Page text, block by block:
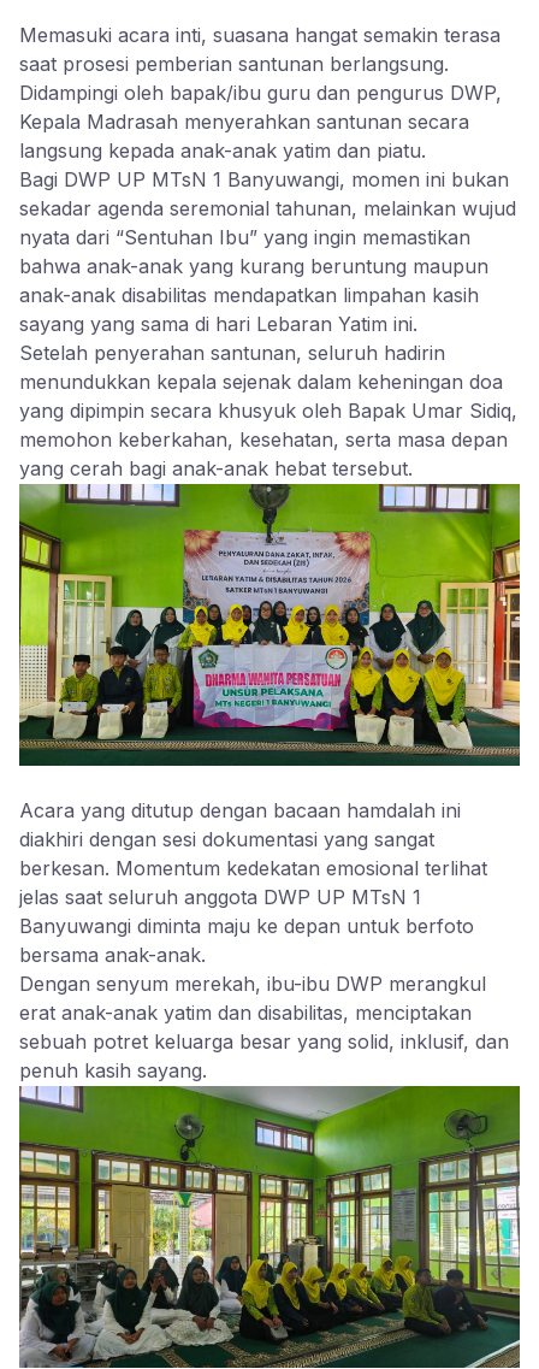
​Memasuki acara inti, suasana hangat semakin terasa
saat prosesi pemberian santunan berlangsung.
Didampingi oleh bapak/ibu guru dan pengurus DWP,
Kepala Madrasah menyerahkan santunan secara
langsung kepada anak-anak yatim dan piatu.
​Bagi DWP UP MTsN 1 Banyuwangi, momen ini bukan
sekadar agenda seremonial tahunan, melainkan wujud
nyata dari “Sentuhan Ibu” yang ingin memastikan
bahwa anak-anak yang kurang beruntung maupun
anak-anak disabilitas mendapatkan limpahan kasih
sayang yang sama di hari Lebaran Yatim ini.
​Setelah penyerahan santunan, seluruh hadirin
menundukkan kepala sejenak dalam keheningan doa
yang dipimpin secara khusyuk oleh Bapak Umar Sidiq,
memohon keberkahan, kesehatan, serta masa depan
yang cerah bagi anak-anak hebat tersebut.
​Acara yang ditutup dengan bacaan hamdalah ini
diakhiri dengan sesi dokumentasi yang sangat
berkesan. Momentum kedekatan emosional terlihat
jelas saat seluruh anggota DWP UP MTsN 1
Banyuwangi diminta maju ke depan untuk berfoto
bersama anak-anak.
​Dengan senyum merekah, ibu-ibu DWP merangkul
erat anak-anak yatim dan disabilitas, menciptakan
sebuah potret keluarga besar yang solid, inklusif, dan
penuh kasih sayang.